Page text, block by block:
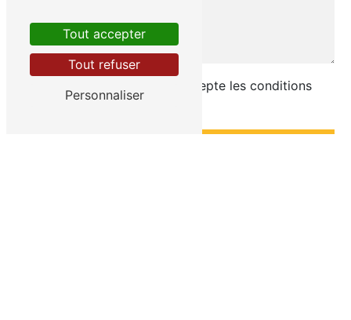
En cochant cette case, j'accepte les conditions
particulières ci-dessous **
Tout accepter
Tout refuser
Personnaliser